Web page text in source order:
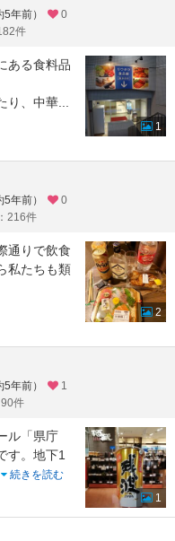
年前）
0
件
ある食料品
り、中華
1
年前）
0
216件
通りで飲食
私たちも類
2
年前）
1
件
ル「県庁
す。地下1
続きを読む
1